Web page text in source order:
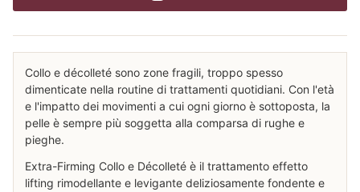
Collo e décolleté sono zone fragili, troppo spesso
dimenticate nella routine di trattamenti quotidiani. Con l'età
e l'impatto dei movimenti a cui ogni giorno è sottoposta, la
pelle è sempre più soggetta alla comparsa di rughe e
pieghe.
Extra-Firming Collo e Décolleté è il trattamento effetto
lifting rimodellante e levigante deliziosamente fondente e